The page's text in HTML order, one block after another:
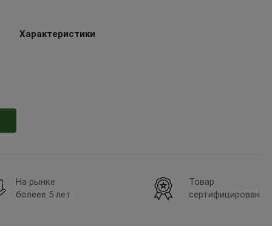
Характеристики
На рынке
болеее 5 лет
Товар
сертифицирован